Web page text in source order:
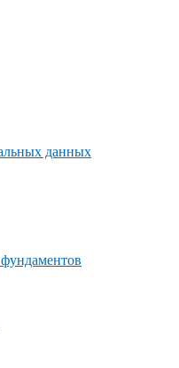
данных